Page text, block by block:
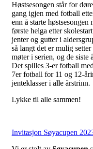
Høstsesongen står for
gang igjen med fotball
enn å starte høstsesongen
første helga etter
jenter og gutter i
så langt det er mulig
møter i serien, og de siste
Det spilles 3-er fotball
7er fotball for 11 og 12-
jenteklasser i alle årstrinn.
Lykke til alle sammen!
Invitasjon Søyacupen